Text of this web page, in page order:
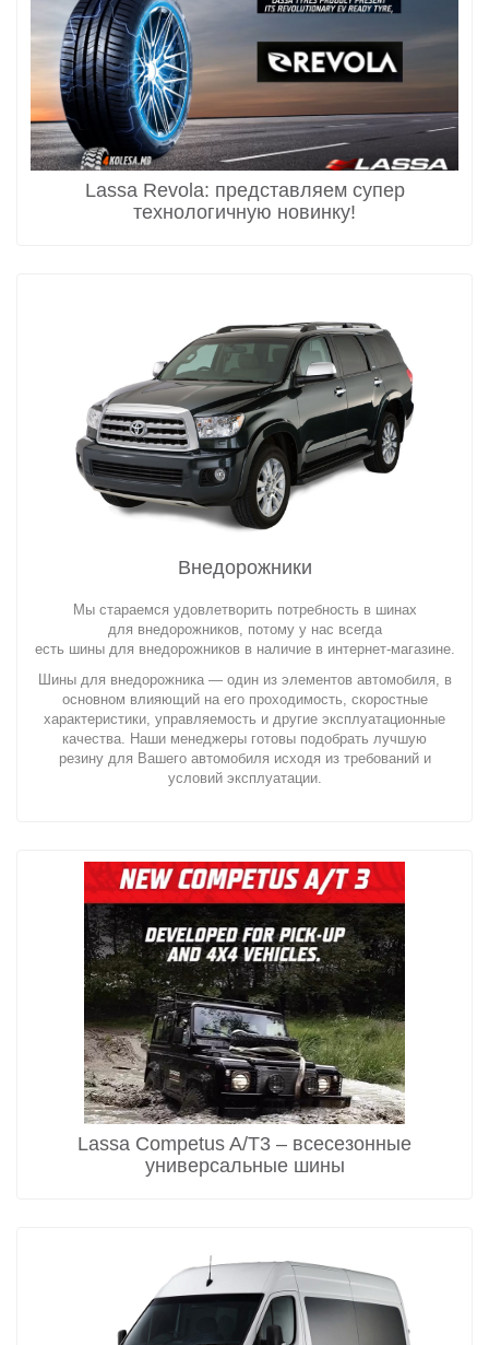
Lassa Revola: представляем супер
технологичную новинку!
Внедорожники
Мы стараемся удовлетворить потребность в шинах
для внедорожников, потому у нас всегда
есть шины для внедорожников в наличие в интернет-магазине.
Шины для внедорожника — один из элементов автомобиля, в
основном влияющий на его проходимость, скоростные
характеристики, управляемость и другие эксплуатационные
качества. Наши менеджеры готовы подобрать лучшую
резину для Вашего автомобиля исходя из требований и
условий эксплуатации.
Lassa Competus A/T3 – всесезонные
универсальные шины